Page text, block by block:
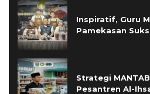
Inspiratif, Guru
Pamekasan
Strategi
Pesantren Al-